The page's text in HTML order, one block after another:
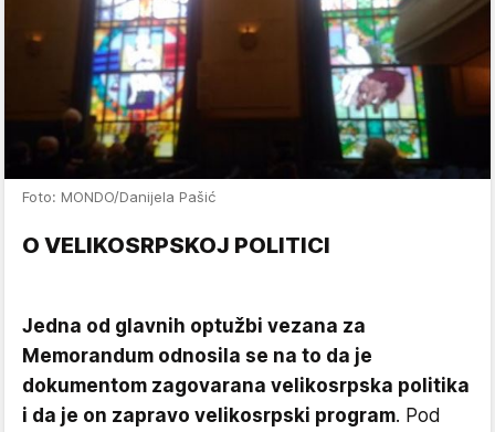
Foto: MONDO/Danijela Pašić
O VELIKOSRPSKOJ POLITICI
Jedna od glavnih optužbi vezana za
Memorandum odnosila se na to da je
dokumentom zagovarana velikosrpska politika
i da je on zapravo velikosrpski program. Pod